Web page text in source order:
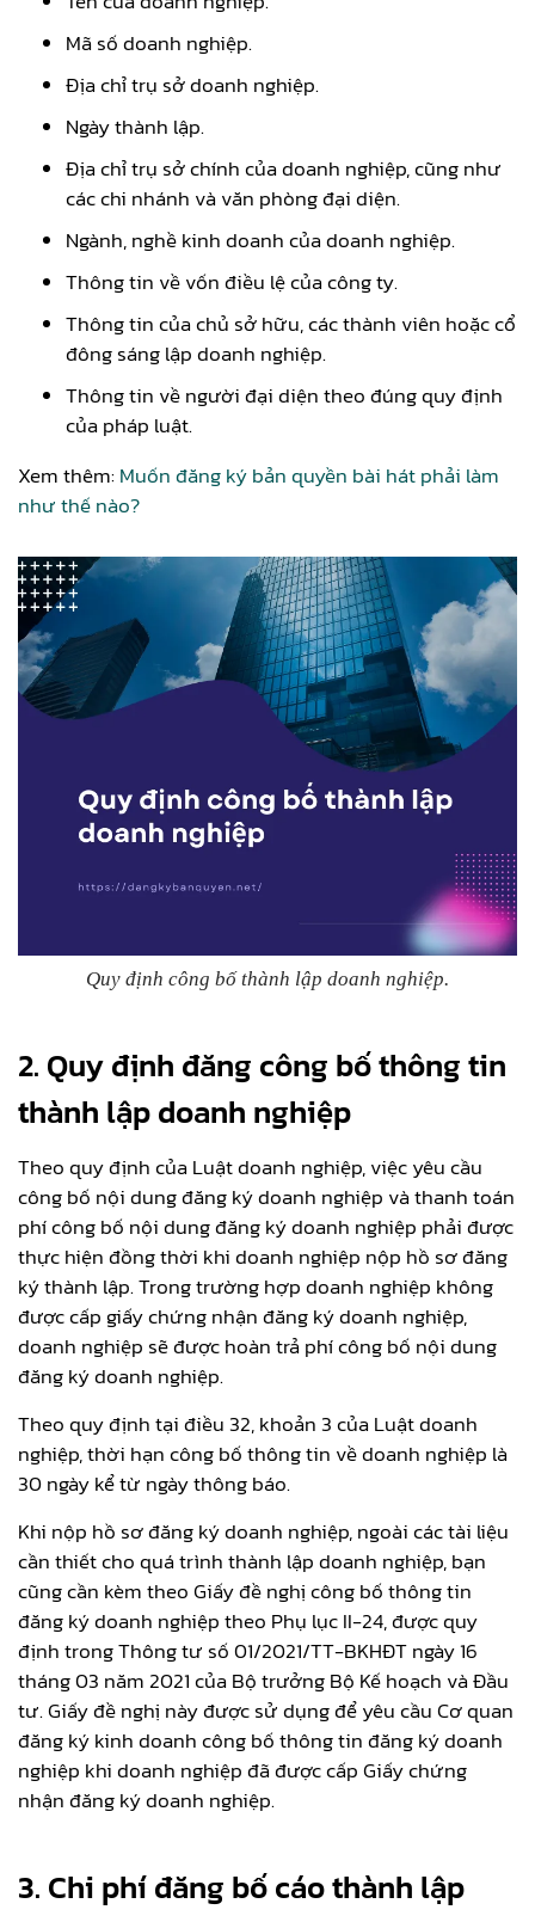
Mã số doanh nghiệp.
Địa chỉ trụ sở doanh nghiệp.
Ngày thành lập.
Địa chỉ trụ sở chính của doanh nghiệp, cũng như
các chi nhánh và văn phòng đại diện.
Ngành, nghề kinh doanh của doanh nghiệp.
Thông tin về vốn điều lệ của công ty.
Thông tin của chủ sở hữu, các thành viên hoặc cổ
đông sáng lập doanh nghiệp.
Thông tin về người đại diện theo đúng quy định
của pháp luật.
Xem thêm: Muốn đăng ký bản quyền bài hát phải làm
như thế nào?
Quy định công bố thành lập doanh nghiệp.
2. Quy định đăng công bố thông tin
thành lập doanh nghiệp
Theo quy định của Luật doanh nghiệp, việc yêu cầu
công bố nội dung đăng ký doanh nghiệp và thanh toán
phí công bố nội dung đăng ký doanh nghiệp phải được
thực hiện đồng thời khi doanh nghiệp nộp hồ sơ đăng
ký thành lập. Trong trường hợp doanh nghiệp không
được cấp giấy chứng nhận đăng ký doanh nghiệp,
doanh nghiệp sẽ được hoàn trả phí công bố nội dung
đăng ký doanh nghiệp.
Theo quy định tại điều 32, khoản 3 của Luật doanh
nghiệp, thời hạn công bố thông tin về doanh nghiệp là
30 ngày kể từ ngày thông báo.
Khi nộp hồ sơ đăng ký doanh nghiệp, ngoài các tài liệu
cần thiết cho quá trình thành lập doanh nghiệp, bạn
cũng cần kèm theo Giấy đề nghị công bố thông tin
đăng ký doanh nghiệp theo Phụ lục II-24, được quy
định trong Thông tư số 01/2021/TT-BKHĐT ngày 16
tháng 03 năm 2021 của Bộ trưởng Bộ Kế hoạch và Đầu
tư. Giấy đề nghị này được sử dụng để yêu cầu Cơ quan
đăng ký kinh doanh công bố thông tin đăng ký doanh
nghiệp khi doanh nghiệp đã được cấp Giấy chứng
nhận đăng ký doanh nghiệp.
3. Chi phí đăng bố cáo thành lập